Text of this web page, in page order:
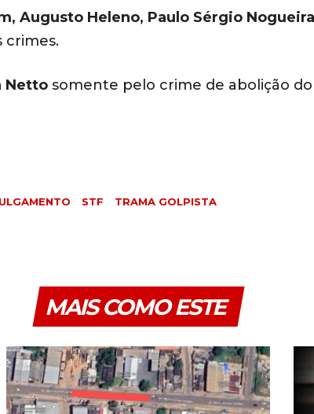
Augusto Heleno, Paulo Sérgio
crimes.
Netto somente pelo crime de abolição do
STF TRAMA GOLPISTA
MAIS COMO ESTE